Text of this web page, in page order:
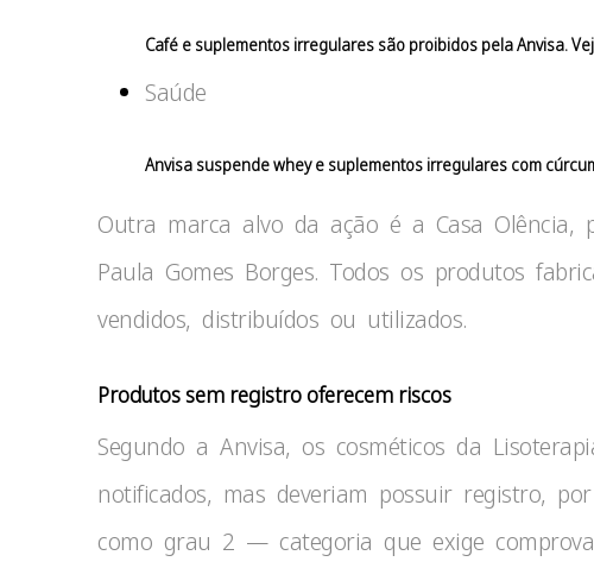
Café e suplementos irregulares são proibidos pela Anvisa.
Saúde
Anvisa suspende whey e suplementos irregulares com
Outra marca alvo da ação é a Casa Olência,
Paula Gomes Borges. Todos os produtos
vendidos, distribuídos ou utilizados.
Produtos sem registro oferecem riscos
Segundo a Anvisa, os cosméticos da
notificados, mas deveriam possuir registro,
como grau 2 — categoria que exige